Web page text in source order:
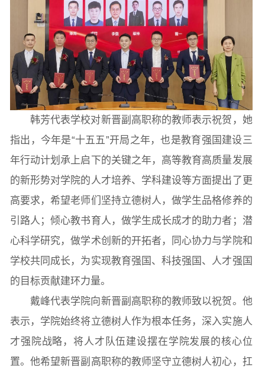
学术动态 科研平台 科研办事流程
学生活动 创业就业 奖助学金
常用办公电话 办事流程 材料下载
韩芳代表学校对新晋副高职称的教师表示祝贺，她
指出，今年是“十五五”开局之年，也是教育强国建设三
年行动计划承上启下的关键之年，高等教育高质量发展
的新形势对学院的人才培养、学科建设等方面提出了更
高要求，希望老师们坚持立德树人，做学生品格修养的
引路人；倾心教书育人，做学生成长成才的助力者；潜
心科学研究，做学术创新的开拓者，同心协力与学院和
学校共同成长，为实现教育强国、科技强国、人才强国
的目标贡献建环力量。
戴峰代表学院向新晋副高职称的教师致以祝贺。他
表示，学院始终将立德树人作为根本任务，深入实施人
才强院战略，将人才队伍建设摆在学院发展的核心位
置。他希望新晋副高职称的教师坚守立德树人初心，扛